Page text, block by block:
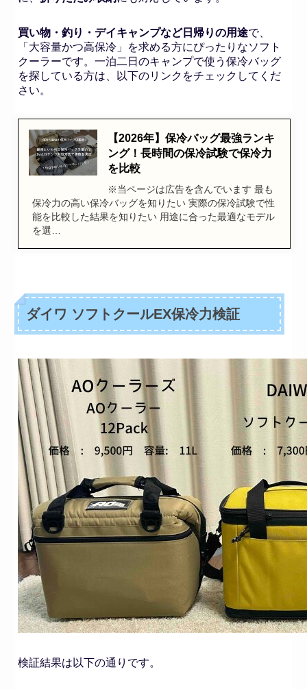
買い物・釣り・デイキャンプなど日帰りの用途で、
「大容量かつ高保冷」を求める方にぴったりなソフト
クーラーです。一泊二日のキャンプで使う保冷バッグ
を探している方は、以下のリンクをチェックしてくだ
さい。
【2026年】保冷バッグ最強ランキ
ング！長時間の保冷試験で保冷力
を比較
※当ページは広告を含んでいます 最も
保冷力の高い保冷バッグを知りたい 実際の保冷試験で性
能を比較した結果を知りたい 用途に合った最適なモデル
を選…
ダイワ ソフトクールEX保冷力検証
検証結果は以下の通りです。